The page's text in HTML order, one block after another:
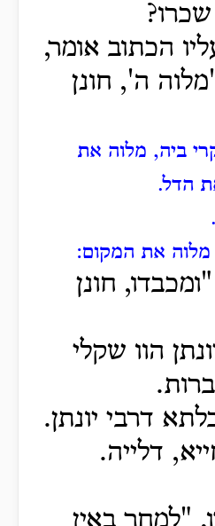
הכתוב אומר,
ה', חונן
ביה, מלוה את
הדל.
מלוה את המקום:
חונן
הוו שקלי
דרבי יונתן.
דלייה.